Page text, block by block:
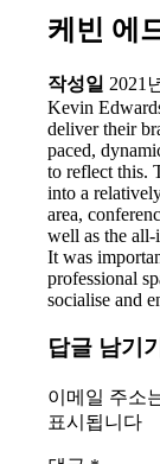
케빈 에
작성일 2021
Kevin
deliver their
paced,
to reflect this.
into a
area,
well as the
It was
professional
socialise and
답글 남기기
이메일 주소
표시됩니다